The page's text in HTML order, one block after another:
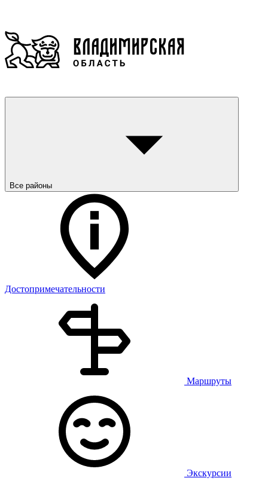
Все районы
Достопримечательности
Маршруты
Экскурсии